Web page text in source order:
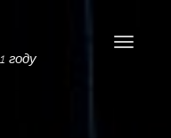
году